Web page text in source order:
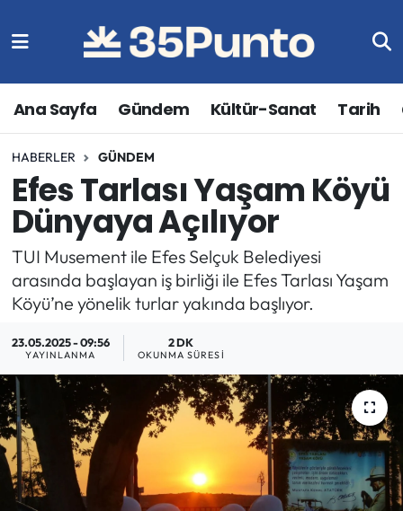
Ana Sayfa Gündem Kültür-Sanat Tarih
HABERLER GÜNDEM
Efes Tarlası Yaşam Köyü
Dünyaya Açılıyor
TUI Musement ile Efes Selçuk Belediyesi
arasında başlayan iş birliği ile Efes Tarlası Yaşam
Köyü’ne yönelik turlar yakında başlıyor.
23.05.2025 - 09:56
YAYINLANMA
2 DK
OKUNMA SÜRESI